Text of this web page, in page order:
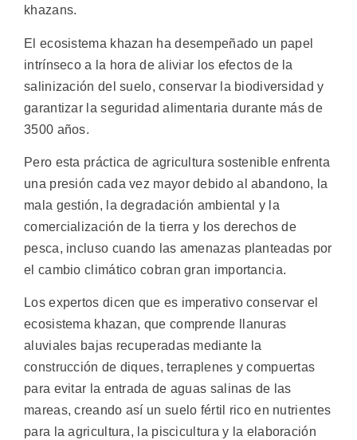
khazans.
El ecosistema khazan ha desempeñado un papel
intrínseco a la hora de aliviar los efectos de la
salinización del suelo, conservar la biodiversidad y
garantizar la seguridad alimentaria durante más de
3500 años.
Pero esta práctica de agricultura sostenible enfrenta
una presión cada vez mayor debido al abandono, la
mala gestión, la degradación ambiental y la
comercialización de la tierra y los derechos de
pesca, incluso cuando las amenazas planteadas por
el cambio climático cobran gran importancia.
Los expertos dicen que es imperativo conservar el
ecosistema khazan, que comprende llanuras
aluviales bajas recuperadas mediante la
construcción de diques, terraplenes y compuertas
para evitar la entrada de aguas salinas de las
mareas, creando así un suelo fértil rico en nutrientes
para la agricultura, la piscicultura y la elaboración